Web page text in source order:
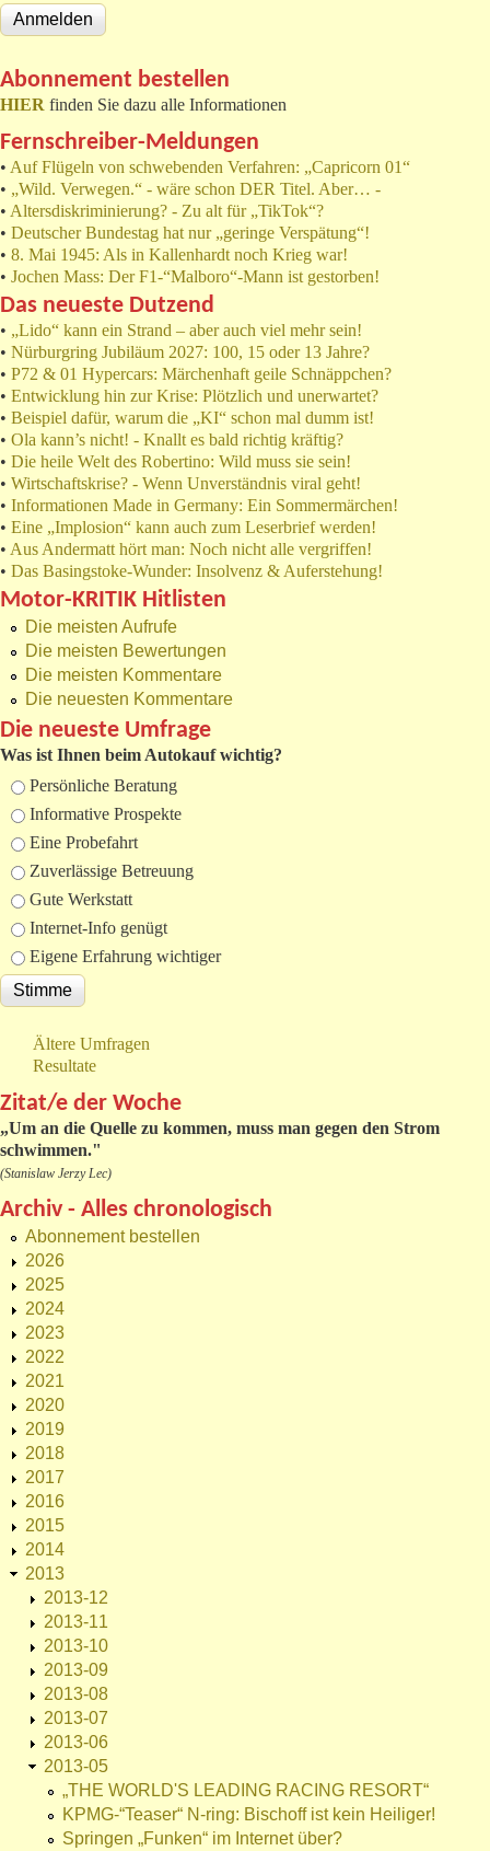
Abonnement bestellen
HIER finden Sie dazu alle Informationen
Fernschreiber-Meldungen
• Auf Flügeln von schwebenden Verfahren: „Capricorn 01“
• „Wild. Verwegen.“ - wäre schon DER Titel. Aber… -
• Altersdiskriminierung? - Zu alt für „TikTok“?
• Deutscher Bundestag hat nur „geringe Verspätung“!
• 8. Mai 1945: Als in Kallenhardt noch Krieg war!
• Jochen Mass: Der F1-“Malboro“-Mann ist gestorben!
Das neueste Dutzend
• „Lido“ kann ein Strand – aber auch viel mehr sein!
• Nürburgring Jubiläum 2027: 100, 15 oder 13 Jahre?
• P72 & 01 Hypercars: Märchenhaft geile Schnäppchen?
• Entwicklung hin zur Krise: Plötzlich und unerwartet?
• Beispiel dafür, warum die „KI“ schon mal dumm ist!
• Ola kann’s nicht! - Knallt es bald richtig kräftig?
• Die heile Welt des Robertino: Wild muss sie sein!
• Wirtschaftskrise? - Wenn Unverständnis viral geht!
• Informationen Made in Germany: Ein Sommermärchen!
• Eine „Implosion“ kann auch zum Leserbrief werden!
• Aus Andermatt hört man: Noch nicht alle vergriffen!
• Das Basingstoke-Wunder: Insolvenz & Auferstehung!
Motor-KRITIK Hitlisten
Die meisten Aufrufe
Die meisten Bewertungen
Die meisten Kommentare
Die neuesten Kommentare
Die neueste Umfrage
Was ist Ihnen beim Autokauf wichtig?
Auswahlmöglichkeiten
Persönliche Beratung
Informative Prospekte
Eine Probefahrt
Zuverlässige Betreuung
Gute Werkstatt
Internet-Info genügt
Eigene Erfahrung wichtiger
Ältere Umfragen
Resultate
Zitat/e der Woche
„Um an die Quelle zu kommen, muss man gegen den Strom
schwimmen."
(Stanislaw Jerzy Lec)
Archiv - Alles chronologisch
Abonnement bestellen
2026
2025
2024
2023
2022
2021
2020
2019
2018
2017
2016
2015
2014
2013
2013-12
2013-11
2013-10
2013-09
2013-08
2013-07
2013-06
2013-05
„THE WORLD'S LEADING RACING RESORT“
KPMG-“Teaser“ N-ring: Bischoff ist kein Heiliger!
Springen „Funken“ im Internet über?